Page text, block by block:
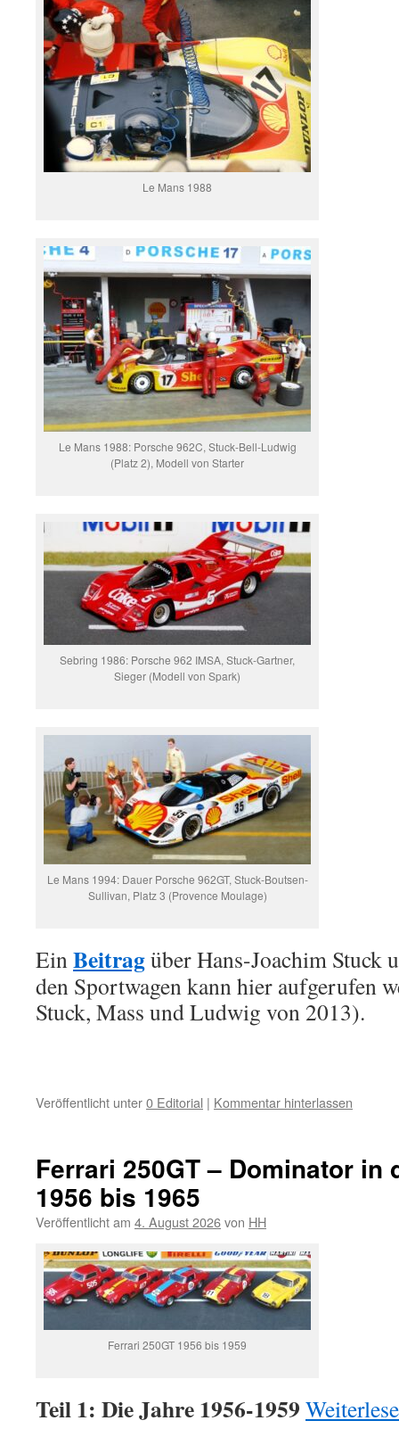
Le Mans 1988
Le Mans 1988: Porsche 962C, Stuck-Bell-Ludwig
(Platz 2), Modell von Starter
Sebring 1986: Porsche 962 IMSA, Stuck-Gartner,
Sieger (Modell von Spark)
Le Mans 1994: Dauer Porsche 962GT, Stuck-Boutsen-
Sullivan, Platz 3 (Provence Moulage)
EinBeitragüber Hans-Joachim Stuck
den Sportwagen kann hier aufgerufen
Stuck, Mass und Ludwig von 2013).
Veröffentlicht unter0 Editorial | Kommentar hinterlassen
Ferrari 250GT – Dominator in
1956 bis 1965
Veröffentlicht am 4. August 2026von HH
Ferrari 250GT 1956 bis 1959
Teil 1: Die Jahre 1956-1959